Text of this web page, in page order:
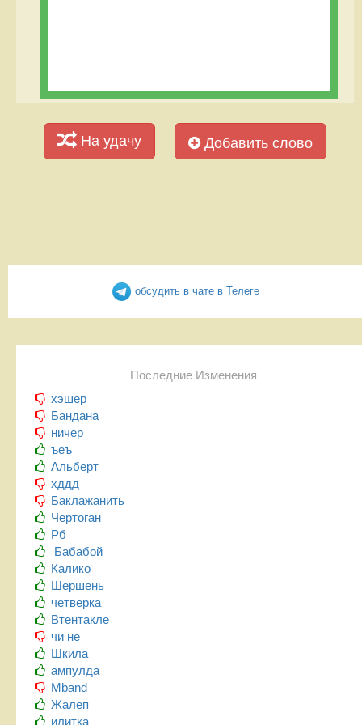
На удачу Добавить слово
обсудить в чате в Телеге
Последние Изменения
хэшер
Бандана
ничер
ъеъ
Альберт
хддд
Баклажанить
Чертоган
Рб
Бабабой
Калико
Шершень
четверка
Втентакле
чи не
Шкила
ампулда
Mband
Жалеп
илитка